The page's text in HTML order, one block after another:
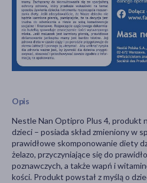
Opis
Nestle Nan Optipro Plus 4, produkt
dzieci – posiada skład zmieniony w
prawidłowe skomponowanie diety
żelazo, przyczyniające się do
poznawczych, a także wapń i
kości. Produkt powstał z myślą o